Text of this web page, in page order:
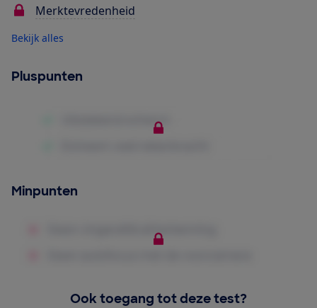
Merktevredenheid
Bekijk alles
Pluspunten
Minpunten
Ook toegang tot deze test?